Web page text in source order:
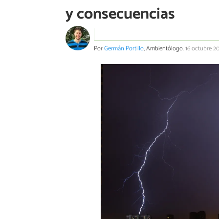
y consecuencias
PorGermán Portillo, Ambientólogo.16 octubre